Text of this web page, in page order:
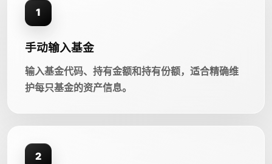
1
手动输入基金
输入基金代码、持有金额和持有份额，适合精确维
护每只基金的资产信息。
2